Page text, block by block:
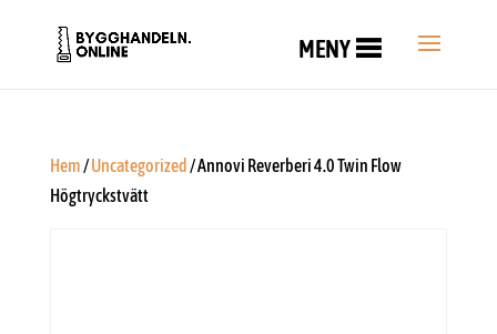
MENY
Hem/Uncategorized / Annovi Reverberi 4.0 Twin Flow
Högtryckstvätt